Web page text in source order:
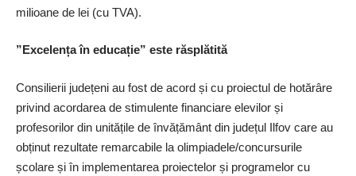
milioane de lei (cu TVA).
”Excelența în educație” este răsplătită
Consilierii județeni au fost de acord și cu proiectul de hotărâre
privind acordarea de stimulente financiare elevilor și
profesorilor din unitățile de învățământ din județul Ilfov care au
obținut rezultate remarcabile la olimpiadele/concursurile
școlare și în implementarea proiectelor și programelor cu